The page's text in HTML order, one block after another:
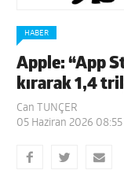
HABER
Apple: “App
kırarak 1,4
Can TUNÇER
05 Haziran 2026 08:55